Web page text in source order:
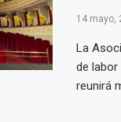
14 mayo,
La
de
reunirá